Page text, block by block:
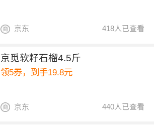
418人已查看
京东
京觅软籽石榴4.5斤
领5券，到手19.8元
440人已查看
京东